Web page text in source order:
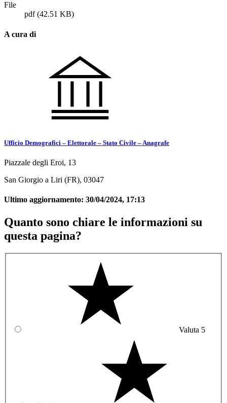
File
pdf(42.51 KB)
A cura di
Ufficio Demografici – Elettorale – Stato Civile – Anagrafe
Piazzale degli Eroi, 13
San Giorgio a Liri (FR), 03047
Ultimo aggiornamento: 30/04/2024, 17:13
Quanto sono chiare le informazioni su
questa pagina?
Valuta 5